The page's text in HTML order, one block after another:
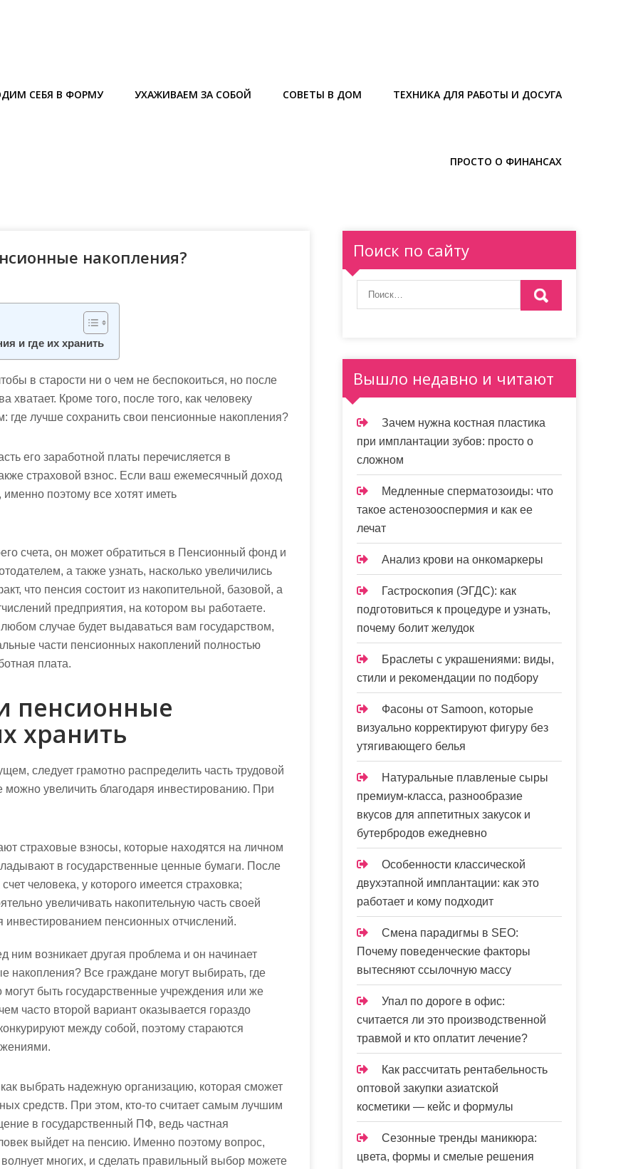
СЕБЯ В ФОРМУ УХАЖИВАЕМ ЗА СОБОЙ СОВЕТЫ В ДОМ ТЕХНИКА ДЛЯ РАБОТЫ И ДОСУГА
ПРОСТО О ФИНАНСАХ
накопления?
и где их хранить
в старости ни о чем не беспокоиться, но после
хватает. Кроме того, после того, как человеку
где лучше сохранить свои пенсионные накопления?
его заработной платы перечисляется в
страховой взнос. Если ваш ежемесячный доход
поэтому все хотят иметь
счета, он может обратиться в Пенсионный фонд и
а также узнать, насколько увеличились
что пенсия состоит из накопительной, базовой, а
предприятия, на котором вы работаете.
случае будет выдаваться вам государством,
части пенсионных накоплений полностью
плата.
пенсионные
хранить
следует грамотно распределить часть трудовой
можно увеличить благодаря инвестированию. При
страховые взносы, которые находятся на личном
в государственные ценные бумаги. После
человека, у которого имеется страховка;
увеличивать накопительную часть своей
пенсионных отчислений.
ним возникает другая проблема и он начинает
накопления? Все граждане могут выбирать, где
быть государственные учреждения или же
часто второй вариант оказывается гораздо
между собой, поэтому стараются
выбрать надежную организацию, которая сможет
средств. При этом, кто-то считает самым лучшим
в государственный ПФ, ведь частная
выйдет на пенсию. Именно поэтому вопрос,
многих, и сделать правильный выбор можете
Поиск по сайту
Вышло недавно и читают
Зачем нужна костная пластика
при имплантации зубов: просто о
сложном
Медленные сперматозоиды: что
такое астенозооспермия и как ее
лечат
Анализ крови на онкомаркеры
Гастроскопия (ЭГДС): как
подготовиться к процедуре и узнать,
почему болит желудок
Браслеты с украшениями: виды,
стили и рекомендации по подбору
Фасоны от Samoon, которые
визуально корректируют фигуру без
утягивающего белья
Натуральные плавленые сыры
премиум-класса, разнообразие
вкусов для аппетитных закусок и
бутербродов ежедневно
Особенности классической
двухэтапной имплантации: как это
работает и кому подходит
Смена парадигмы в SEO:
Почему поведенческие факторы
вытесняют ссылочную массу
Упал по дороге в офис:
считается ли это производственной
травмой и кто оплатит лечение?
Как рассчитать рентабельность
оптовой закупки азиатской
косметики — кейс и формулы
Сезонные тренды маникюра:
цвета, формы и смелые решения